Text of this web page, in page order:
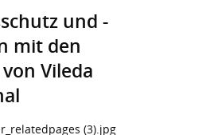
und -
mit den
Vileda